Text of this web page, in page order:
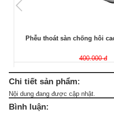
Phễu thoát sàn chống hôi
400.000 đ
Chi tiết sản phẩm:
Nội dung đang được cập nhật.
Bình luận: